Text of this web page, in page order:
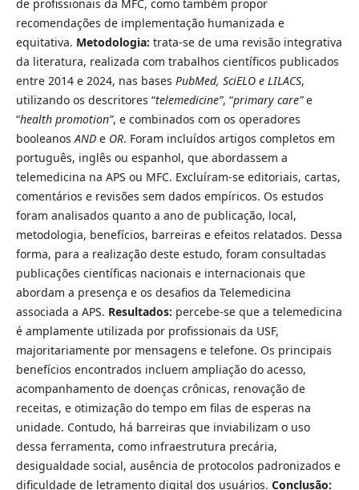
de profissionais da MFC, como também propor
recomendações de implementação humanizada e
equitativa. Metodologia: trata-se de uma revisão integrativa
da literatura, realizada com trabalhos científicos publicados
entre 2014 e 2024, nas bases PubMed, SciELO e LILACS,
utilizando os descritores “telemedicine”, “primary care”e
“health promotion”, e combinados com os operadores
booleanos ANDe OR. Foram incluídos artigos completos em
português, inglês ou espanhol, que abordassem a
telemedicina na APS ou MFC. Excluíram-se editoriais, cartas,
comentários e revisões sem dados empíricos. Os estudos
foram analisados quanto a ano de publicação, local,
metodologia, benefícios, barreiras e efeitos relatados. Dessa
forma, para a realização deste estudo, foram consultadas
publicações científicas nacionais e internacionais que
abordam a presença e os desafios da Telemedicina
associada a APS. Resultados: percebe-se que a telemedicina
é amplamente utilizada por profissionais da USF,
majoritariamente por mensagens e telefone. Os principais
benefícios encontrados incluem ampliação do acesso,
acompanhamento de doenças crônicas, renovação de
receitas, e otimização do tempo em filas de esperas na
unidade. Contudo, há barreiras que inviabilizam o uso
dessa ferramenta, como infraestrutura precária,
desigualdade social, ausência de protocolos padronizados e
dificuldade de letramento digital dos usuários. Conclusão: